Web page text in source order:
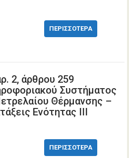
ΠΕΡΙΣΣΌΤΕΡΑ
2, άρθρου 259
Συστήματος
Θέρμανσης –
Ενότητας ΙΙΙ
ΠΕΡΙΣΣΌΤΕΡΑ